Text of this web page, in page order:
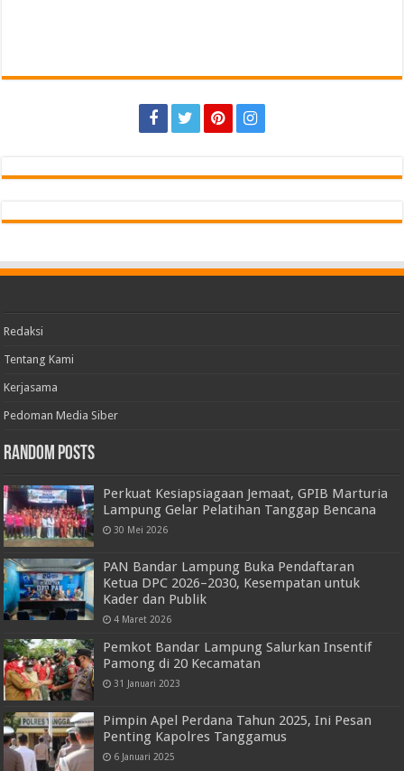
Redaksi
Tentang Kami
Kerjasama
Pedoman Media Siber
Random Posts
Perkuat Kesiapsiagaan Jemaat, GPIB Marturia
Lampung Gelar Pelatihan Tanggap Bencana
30 Mei 2026
PAN Bandar Lampung Buka Pendaftaran
Ketua DPC 2026–2030, Kesempatan untuk
Kader dan Publik
4 Maret 2026
Pemkot Bandar Lampung Salurkan Insentif
Pamong di 20 Kecamatan
31 Januari 2023
Pimpin Apel Perdana Tahun 2025, Ini Pesan
Penting Kapolres Tanggamus
6 Januari 2025